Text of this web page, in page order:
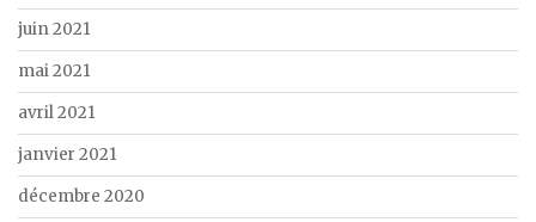
juin 2021
mai 2021
avril 2021
janvier 2021
décembre 2020